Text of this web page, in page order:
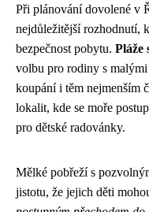
Při plánování dovolené v
nejdůležitější rozhodnutí,
bezpečnost pobytu. Pláže
volbu pro rodiny s
koupání i těm nejmenším
lokalit, kde se moře
pro dětské radovánky.
Mělké pobřeží s
jistotu, že jejich děti